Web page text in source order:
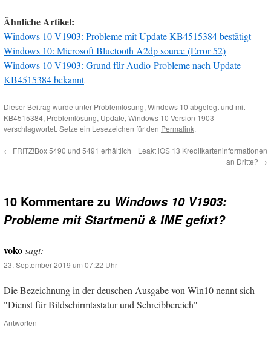
Ähnliche Artikel:
Windows 10 V1903: Probleme mit Update KB4515384 bestätigt
Windows 10: Microsoft Bluetooth A2dp source (Error 52)
Windows 10 V1903: Grund für Audio-Probleme nach Update
KB4515384 bekannt
Dieser Beitrag wurde unter Problemlösung,Windows 10 abgelegt und mit
KB4515384, Problemlösung, Update,Windows 10 Version 1903
verschlagwortet. Setze ein Lesezeichen für den Permalink.
← FRITZ!Box 5490 und 5491 erhältlich
Leakt iOS 13 Kreditkarteninformationen
an Dritte? →
10 Kommentare zu Windows 10 V1903:
Probleme mit Startmenü & IME gefixt?
vokosagt:
23. September 2019 um 07:22 Uhr
Die Bezeichnung in der deuschen Ausgabe von Win10 nennt sich
"Dienst für Bildschirmtastatur und Schreibbereich"
Antworten